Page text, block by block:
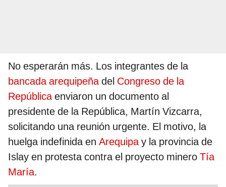
No esperarán más. Los integrantes de la
bancada arequipeñadel Congreso de la
Repúblicaenviaron un documento al
presidente de la República, Martín Vizcarra,
solicitando una reunión urgente. El motivo, la
huelga indefinida en Arequipay la provincia de
Islay en protesta contra el proyecto minero Tía
María.